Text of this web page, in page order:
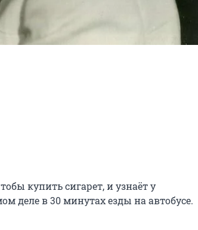
купить сигарет, и узнаёт у
деле в 30 минутах езды на автобусе.